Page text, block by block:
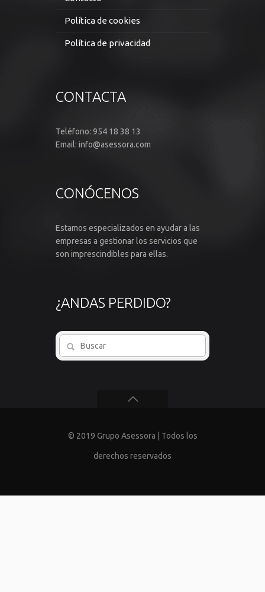
Política de cookies
Política de privacidad
CONTACTA
Teléfono: 954 18 38 13
Email: info@asessora.com
CONÓCENOS
Estamos especializados en ayudar a las
empresas a gestionar los servicios que
son imprescindibles para ellas.
¿ANDAS PERDIDO?
© 2019 Grupo Asessora | Todos los
derechos reservados